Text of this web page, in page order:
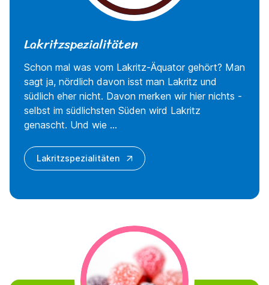
Lakritzspezialitäten
Schon mal was vom Lakritz-Äquator gehört? Man
sagt ja, nördlich davon isst man Lakritz und
südlich eher nicht. Davon merken wir hier nichts -
selbst im südlichsten Süden wird Lakritz
genascht. Und wie ...
Lakritzspezialitäten